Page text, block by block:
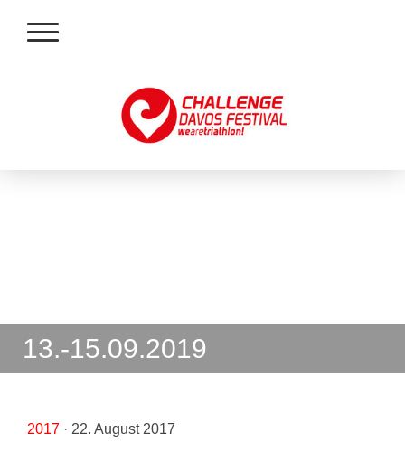
13.-15.09.2019
2017 · 22. August 2017